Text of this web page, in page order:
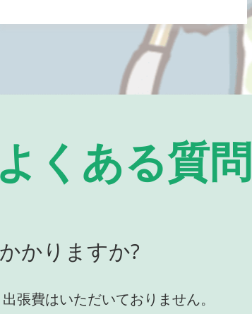
よくある質問
かりますか?
張費はいただいておりません。